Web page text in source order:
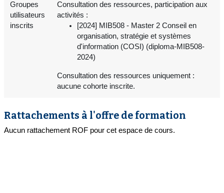
Groupes
utilisateurs
inscrits
Consultation des ressources, participation aux
activités :
[2024] MIB508 - Master 2 Conseil en
organisation, stratégie et systèmes
d'information (COSI) (diploma-MIB508-
2024)
Consultation des ressources uniquement :
aucune cohorte inscrite.
Rattachements à l'offre de formation
Aucun rattachement ROF pour cet espace de cours.